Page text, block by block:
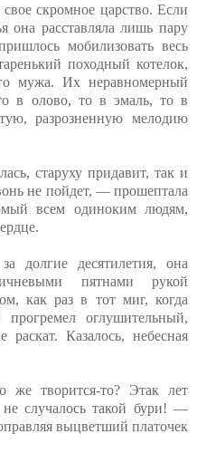
скромное царство. Если
она расставляла лишь пару
мобилизовать весь
походный котелок,
мужа. Их неравномерный
в олово, то в эмаль, то в
разрозненную мелодию
старуху придавит, так и
не пойдет, — прошептала
всем одиноким людям,
долгие десятилетия, она
пятнами рукой
как раз в тот миг, когда
оглушительный,
Казалось, небесная
творится-то? Этак лет
случалось такой бури! —
выцветший платочек